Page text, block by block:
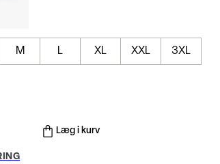
M L XL XXL 3XL
Læg i kurv